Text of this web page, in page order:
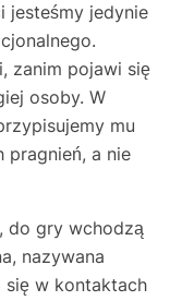
jesteśmy jedynie
zanim pojawi się
osoby. W
mu
pragnień, a nie
do gry wchodzą
nazywana
się w kontaktach